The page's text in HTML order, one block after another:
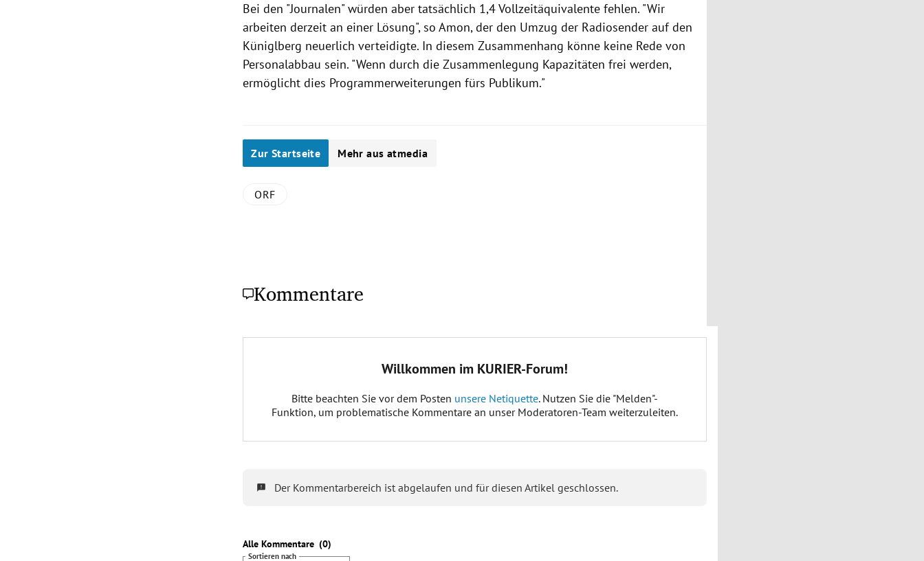
Bei den "Journalen" würden aber tatsächlich 1,4 Vollzeitäquivalente fehlen. "Wir
arbeiten derzeit an einer Lösung", soAmon, der den Umzug der Radiosender auf den
Küniglberg neuerlich verteidigte. In diesem Zusammenhang könne keine Rede von
Personalabbau sein. "Wenn durch die Zusammenlegung Kapazitäten frei werden,
ermöglicht dies Programmerweiterungen fürs Publikum."
Zur Startseite Mehr aus atmedia
ORF
Kommentare